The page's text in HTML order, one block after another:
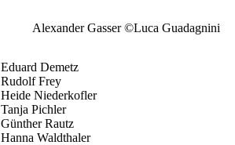
Alexander Gasser ©Luca Guadagnini
Eduard Demetz
Rudolf Frey
Heide Niederkofler
Tanja Pichler
Günther Rautz
Hanna Waldthaler